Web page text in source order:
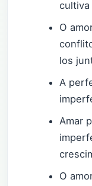
cultiva
O
los
A
Amar
O